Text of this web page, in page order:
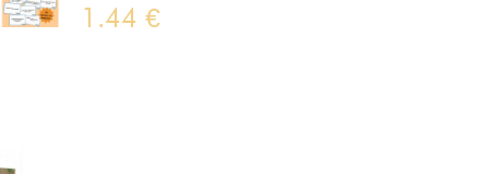
1.44 €